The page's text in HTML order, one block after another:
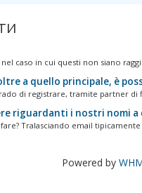
caso in cui questi non siano
a quello principale, è
di registrare, tramite partner di
riguardanti i nostri nomi a
Tralasciando email
Powered by